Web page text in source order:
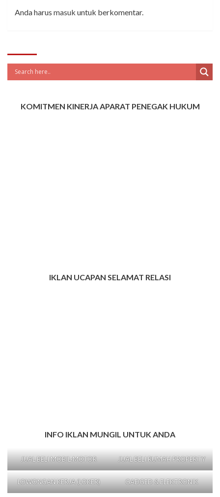
Anda harus masuk untuk berkomentar.
KOMITMEN KINERJA APARAT PENEGAK HUKUM
IKLAN UCAPAN SELAMAT RELASI
INFO IKLAN MUNGIL UNTUK ANDA
JUAL BELI MOBIL-MOTOR JUAL BELI RUMAH PROPERTY
LOWONGAN KERJA (LOKER) GADGED & ELEKTRONIK